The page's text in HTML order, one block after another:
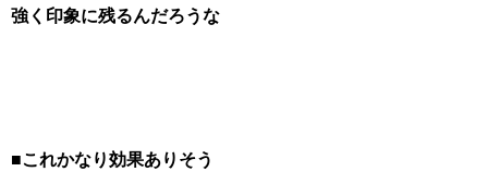
強く印象に残るんだろうな
■これかなり効果ありそう